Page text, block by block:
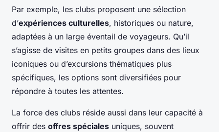
Par exemple, les clubs proposent une sélection
d’expériences culturelles, historiques ou nature,
adaptées à un large éventail de voyageurs. Qu’il
s’agisse de visites en petits groupes dans des lieux
iconiques ou d’excursions thématiques plus
spécifiques, les options sont diversifiées pour
répondre à toutes les attentes.
La force des clubs réside aussi dans leur capacité à
offrir des offres spéciales uniques, souvent